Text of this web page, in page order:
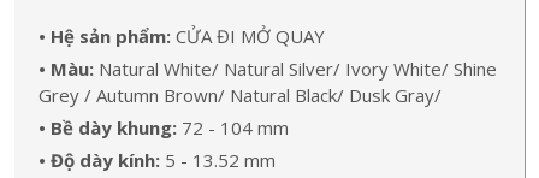
• Hệ sản phẩm: CỬA ĐI MỞ QUAY
• Màu:Natural White/ Natural Silver/ Ivory White/ Shine
Grey / Autumn Brown/ Natural Black/ Dusk Gray/
• Bề dày khung:72 - 104 mm
• Độ dày kính:5 - 13.52 mm